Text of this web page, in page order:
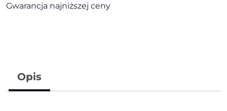
Gwarancja najniższej ceny
Opis